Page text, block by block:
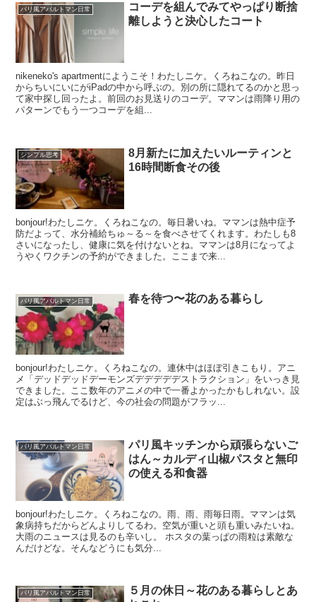
パリ風アパルトマン日常
コーデを組んでみてやっぱり断捨
離しようと決心したコート
nikeneko's apartmentにようこそ！わたしニケ。くろねこなの。昨日
からちいにいにがiPadの中から呼ぶの。別の所に隠れてるのかと思っ
て家中探し回ったよ。前回のお見送りのコーデ。ママンは雨降り用の
パターンでもう一つコーデを組...
シンプル思考
8月新たに加えたいルーティンと
16時間断食その後
bonjour!わたしニケ。くろねこなの。毎日暑いね。ママンは熱中症予
防だよって、水分補給ちゅ～る～を食べさせてくれます。わたしも8
さいになったし、健康に気を付けないとね。ママンは8月になってよ
うやくワクチンの予約ができました。ここまで来...
パリ風アパルトマン日常 春を待つ〜花のある暮らし
bonjour!わたしニケ。くろねこなの。連休中はほぼ引きこもり。アニ
メ「デッドデッドデーモンズデデデデデストラクション」をいっき見
できました。ここ数年のアニメの中で一番よかったかもしれない。設
定はぶっ飛んでるけど、今の社会の問題がフラッ...
パリ風アパルトマン日常
パリ風キッチンから頑張らないご
はん～カルディ山椒パスタと無印
の使える和食器
bonjour!わたしニケ。くろねこなの。雨、雨、雨毎日雨。ママンは気
象病持ちだからどんよりしてるわ。空気が重いと頭も重いみたいね。
大雨のニュースは見るのも辛いし。 ホスタの葉っぱの雨粒は素敵な
んだけどな。そんなどうにも気分...
パリ風アパルトマン日常
５月の休日～花のある暮らしとあ